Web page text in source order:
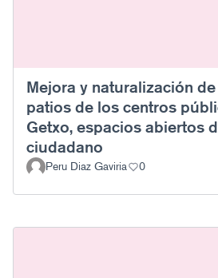
Mejora y naturalización
patios de los centros
Getxo, espacios abiertos
ciudadano
Peru Diaz Gaviria 0